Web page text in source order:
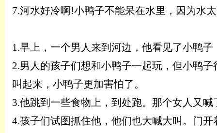
7.河水好冷啊!小鸭子不能呆在水里，因为水
1.早上，一个男人来到河边，他看见了小鸭
2.男人的孩子们想和小鸭子一起玩，但小鸭
叫起来，小鸭子更加害怕了。
3.他跳到一些食物上，到处跑。那个女人又喊
4.孩子们试图抓住他，他们也大喊大叫。门